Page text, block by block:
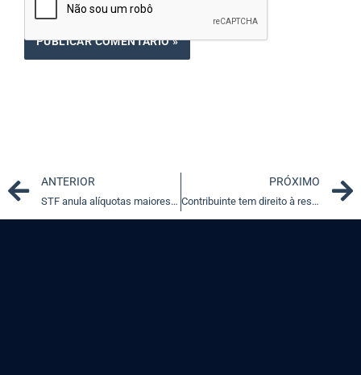
Prev
ANTERIOR
STF anula alíquotas maiores de ICMS para energia e comunicações
PRÓXIMO
Contribuinte tem direito à restituição de IPVA pago indevidamente